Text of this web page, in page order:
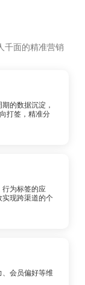
千面的精准营销
的数据沉淀，
打签，精准分
为标签的应
现跨渠道的个
会员偏好等维